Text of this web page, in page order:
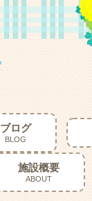
ブログ
BLOG
施設概要
ABOUT